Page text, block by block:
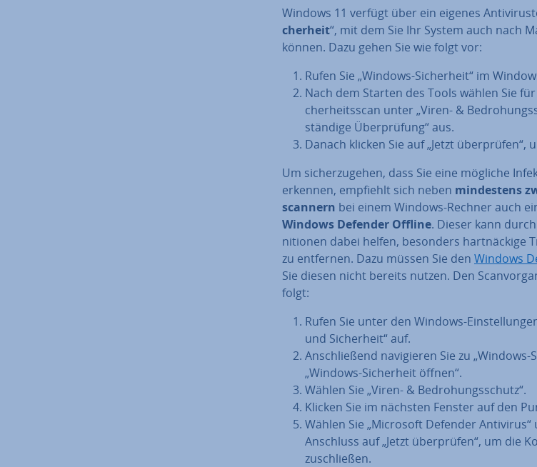
Windows 11 verfügt über ein eigenes
cher­heit“, mit dem Sie Ihr System auch nach
können. Dazu gehen Sie wie folgt vor:
Rufen Sie „Windows-Si­cher­heit“ im
Nach dem Starten des Tools wählen Sie
cher­heits­scan unter „Viren- &
stän­di­ge Über­prü­fung“ aus.
Danach klicken Sie auf „Jetzt über­prü­fen“,
Um si­cher­zu­ge­hen, dass Sie eine mögliche
erkennen, empfiehlt sich neben min­des­tens
scan­nern bei einem Windows-Rechner auch
Windows Defender Offline. Dieser kann
ni­tio­nen dabei helfen, besonders hart­nä­cki­ge
zu entfernen. Dazu müssen Sie den Windows
Sie diesen nicht bereits nutzen. Den
folgt:
Rufen Sie unter den Windows-
und Si­cher­heit“ auf.
An­schlie­ßend na­vi­gie­ren Sie zu
„Windows-Si­cher­heit öffnen“.
Wählen Sie „Viren- & Be­dro­hungs­schutz“.
Klicken Sie im nächsten Fenster auf den
Wählen Sie „Microsoft Defender Antivirus“
Anschluss auf „Jetzt über­prü­fen“, um die
zu­schlie­ßen.